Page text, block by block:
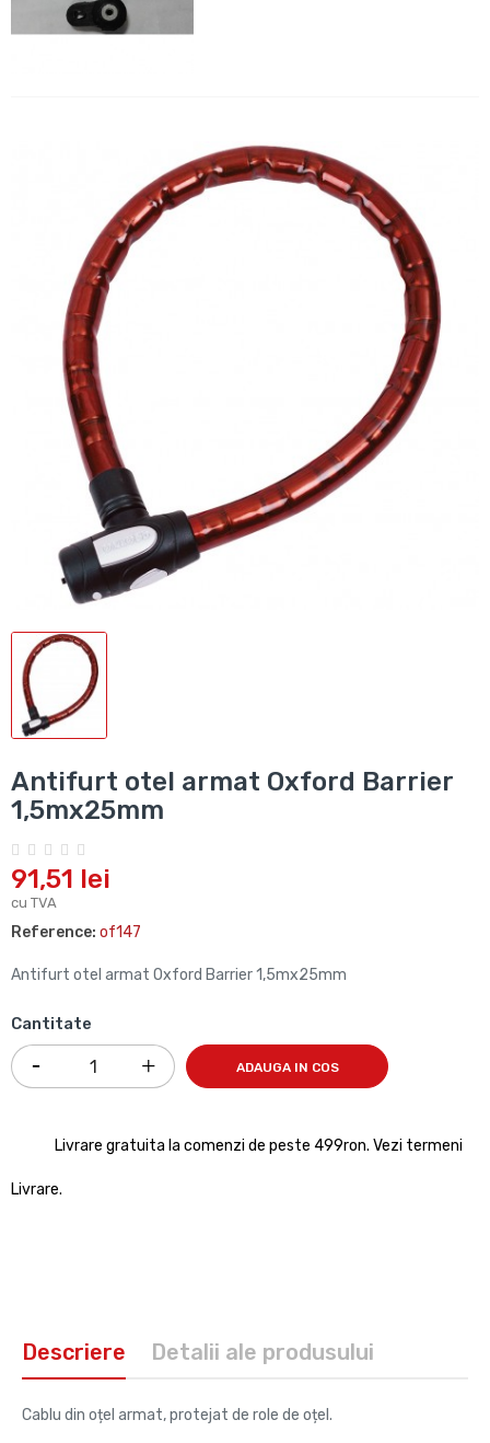
Antifurt otel armat Oxford Barrier
1,5mx25mm
91,51 lei
cu TVA
Reference: of147
Antifurt otel armat Oxford Barrier 1,5mx25mm
Cantitate
ADAUGA IN COS
Livrare gratuita la comenzi de peste 499ron. Vezi termeni
Livrare.
Descriere Detalii ale produsului
Cablu din oțel armat, protejat de role de oțel.